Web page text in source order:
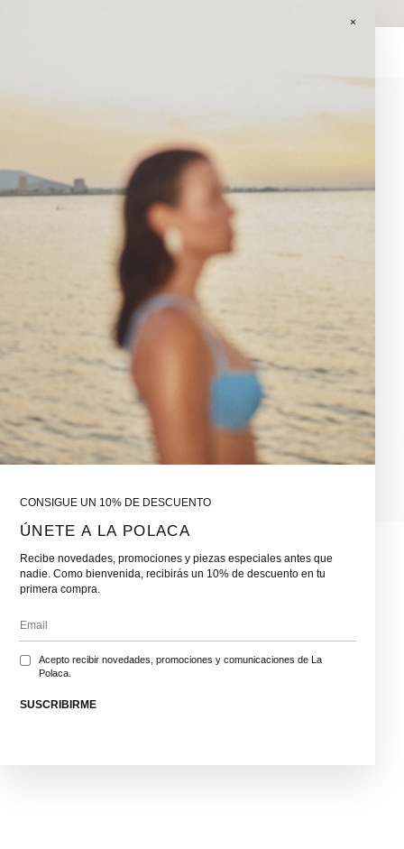
×
CONSIGUE UN 10% DE DESCUENTO
ÚNETE A LA POLACA
Recibe novedades, promociones y piezas especiales antes que
nadie. Como bienvenida, recibirás un 10% de descuento en tu
primera compra.
Acepto recibir novedades, promociones y comunicaciones de La
Polaca.
SUSCRIBIRME